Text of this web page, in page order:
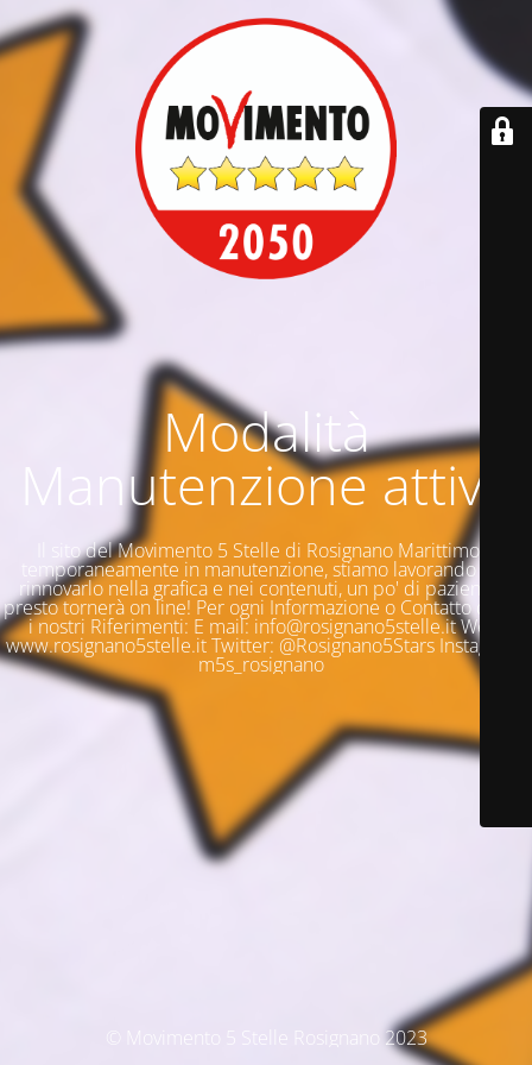
Modalità
Manutenzione attiva
Il sito del Movimento 5 Stelle di Rosignano Marittimo è
temporaneamente in manutenzione, stiamo lavorando per
rinnovarlo nella grafica e nei contenuti, un po' di pazienza e
presto tornerà on line! Per ogni Informazione o Contatto questi
i nostri Riferimenti: E mail: info@rosignano5stelle.it Web:
www.rosignano5stelle.it Twitter: @Rosignano5Stars Instagram:
m5s_rosignano
© Movimento 5 Stelle Rosignano 2023